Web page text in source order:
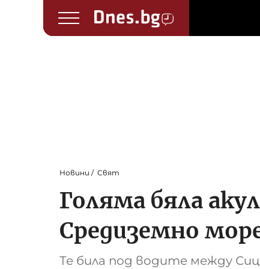
Новини Свят
Голяма бяла
Средиземно
Те била под водите между